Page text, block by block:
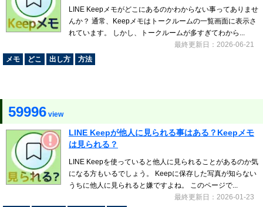
LINE Keepメモがどこにあるのかわからない事ってありませ
んか？ 通常、Keepメモはトークルームの一覧画面に表示さ
れています。 しかし、トークルームが多すぎてわから...
最終更新日：2026-06-21
メモ
どこ 出し方 方法
59996 view
LINE Keepが他人に見られる事はある？Keepメモ
は見られる？
LINE Keepを使っていると他人に見られることがあるのか気
になる方もいるでしょう。 Keepに保存した写真が知らない
うちに他人に見られると嫌ですよね。 このページで...
最終更新日：2026-01-23